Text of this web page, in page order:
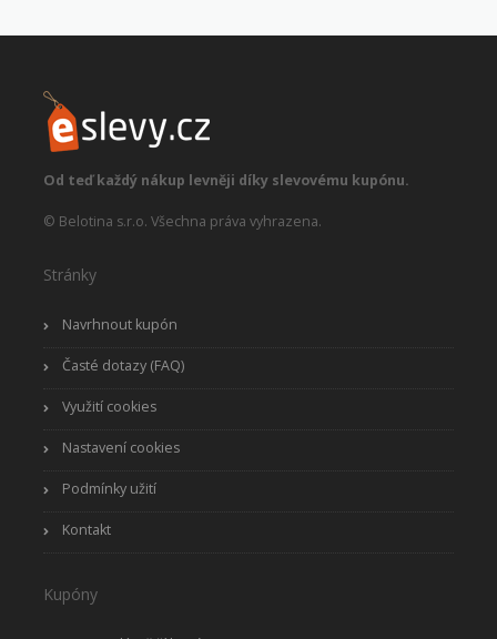
Od teď každý nákup levněji díky slevovému kupónu.
© Belotina s.r.o. Všechna práva vyhrazena.
Stránky
Navrhnout kupón
Časté dotazy (FAQ)
Využití cookies
Nastavení cookies
Podmínky užití
Kontakt
Kupóny